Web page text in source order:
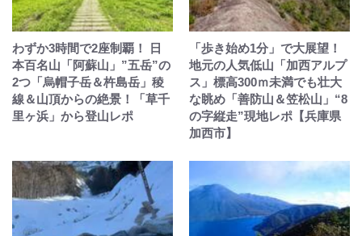
わずか3時間で2座制覇！ 日
本百名山「阿蘇山」”五岳”の
2つ「烏帽子岳＆杵島岳」稜
線＆山頂からの絶景！「草千
里ヶ浜」から登山レポ
「歩き始め1分」で大展望！
地元の人気低山「加西アルプ
ス」標高300ｍ未満でも壮大
な眺め「善防山＆笠松山」“8
の字縦走”現地レポ【兵庫県
加西市】